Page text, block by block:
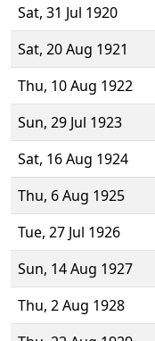
Sat, 31 Jul 1920
Sat, 20 Aug 1921
Thu, 10 Aug 1922
Sun, 29 Jul 1923
Sat, 16 Aug 1924
Thu, 6 Aug 1925
Tue, 27 Jul 1926
Sun, 14 Aug 1927
Thu, 2 Aug 1928